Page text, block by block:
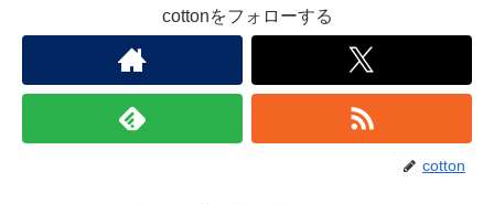
cottonをフォローする
cotton